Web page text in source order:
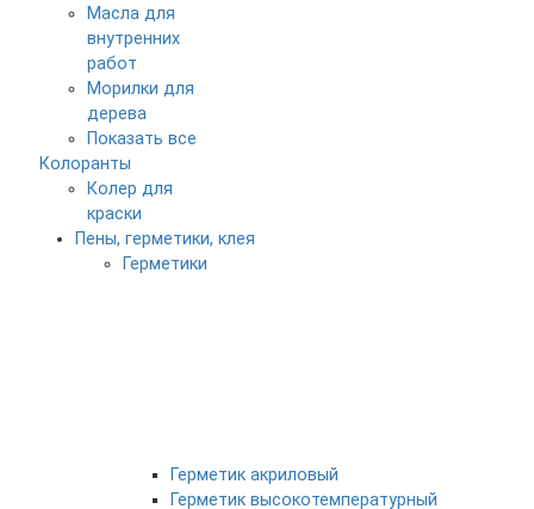
Масла для
внутренних
работ
Морилки для
дерева
Показать все
Колоранты
Колер для
краски
Пены, герметики, клея
Герметики
Герметик акриловый
Герметик высокотемпературный